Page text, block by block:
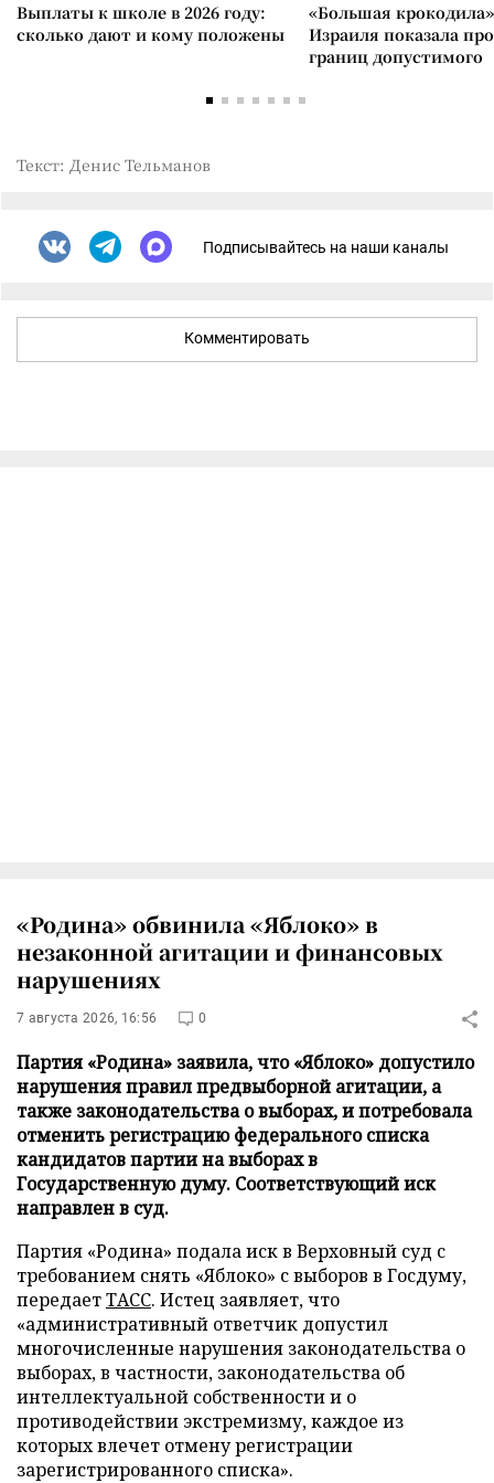
Выплаты к школе в 2026 году:
сколько дают и кому положены
«Большая
Израиля показала
границ допустимого
Текст: Денис Тельманов
Подписывайтесь на наши каналы
Комментировать
«Родина» обвинила «Яблоко» в
незаконной агитации и финансовых
нарушениях
7 августа 2026, 16:56 0
Партия «Родина» заявила, что «Яблоко» допустило
нарушения правил предвыборной агитации, а
также законодательства о выборах, и потребовала
отменить регистрацию федерального списка
кандидатов партии на выборах в
Государственную думу. Соответствующий иск
направлен в суд.
Партия «Родина» подала иск в Верховный суд с
требованием снять «Яблоко» с выборов в Госдуму,
передаетТАСС. Истец заявляет, что
«административный ответчик допустил
многочисленные нарушения законодательства о
выборах, в частности, законодательства об
интеллектуальной собственности и о
противодействии экстремизму, каждое из
которых влечет отмену регистрации
зарегистрированного списка».